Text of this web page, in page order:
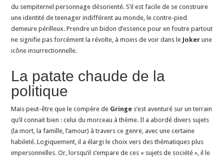
du sempiternel personnage désorienté. S’il est facile de se construire
une identité de teenager indifférent au monde, le contre-pied
demeure périlleux. Prendre un bidon d’essence pour en foutre partout
ne signifie pas forcément la révolte, à moins de voir dans le Joker une
icône insurrectionnelle.
La patate chaude de la
politique
Mais peut-être que le compère de Gringe s’est aventuré sur un terrain
qu’il connait bien : celui du morceau à thème. Il a abordé divers sujets
(la mort, la famille, l’amour) à travers ce genre, avec une certaine
habileté. Logiquement, il a élargi le choix vers des thématiques plus
impersonnelles. Or, lorsqu’il s’empare de ces « sujets de société », il le